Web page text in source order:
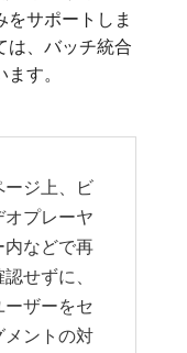
サポートしま
は、バッチ統合
す。
ージ上、ビ
オプレーヤ
内などで再
せずに、
ーザーをセ
メントの対